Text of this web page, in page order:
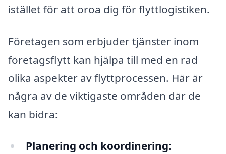
istället för att oroa dig för flyttlogistiken.
Företagen som erbjuder tjänster inom
företagsflytt kan hjälpa till med en rad
olika aspekter av flyttprocessen. Här är
några av de viktigaste områden där de
kan bidra:
Planering och koordinering: